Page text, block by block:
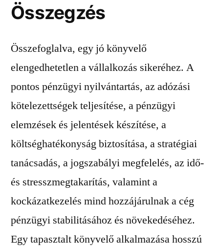
Összegzés
Összefoglalva, egy jó könyvelő
elengedhetetlen a vállalkozás sikeréhez. A
pontos pénzügyi nyilvántartás, az adózási
kötelezettségek teljesítése, a pénzügyi
elemzések és jelentések készítése, a
költséghatékonyság biztosítása, a stratégiai
tanácsadás, a jogszabályi megfelelés, az idő-
és stresszmegtakarítás, valamint a
kockázatkezelés mind hozzájárulnak a cég
pénzügyi stabilitásához és növekedéséhez.
Egy tapasztalt könyvelő alkalmazása hosszú